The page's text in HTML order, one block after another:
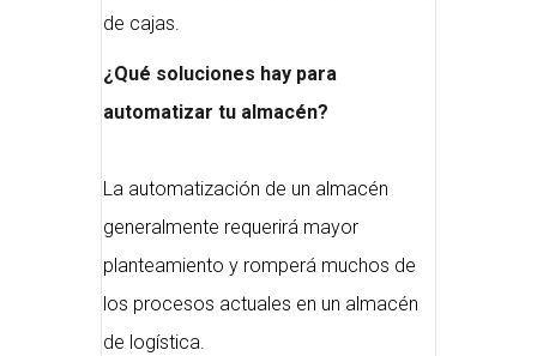
de cajas.
¿Qué soluciones hay para
automatizar tu almacén?
La automatización de un almacén
generalmente requerirá mayor
planteamiento y romperá muchos de
los procesos actuales en un almacén
de logística.